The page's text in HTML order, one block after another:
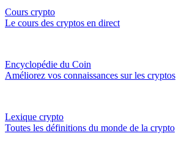
Cours crypto
Le cours des cryptos en direct
Encyclopédie du Coin
Améliorez vos connaissances sur les cryptos
Lexique crypto
Toutes les définitions du monde de la crypto